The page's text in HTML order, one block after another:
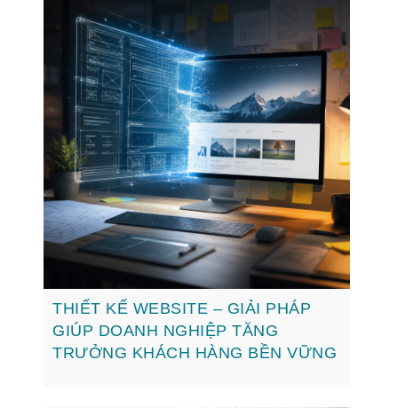
THIẾT KẾ WEBSITE – GIẢI PHÁP
GIÚP DOANH NGHIỆP TĂNG
TRƯỞNG KHÁCH HÀNG BỀN VỮNG